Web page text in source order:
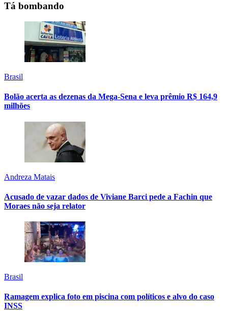
Tá bombando
Brasil
Bolão acerta as dezenas da Mega-Sena e leva prêmio R$ 164,9
milhões
Andreza Matais
Acusado de vazar dados de Viviane Barci pede a Fachin que
Moraes não seja relator
Brasil
Ramagem explica foto em piscina com políticos e alvo do caso
INSS